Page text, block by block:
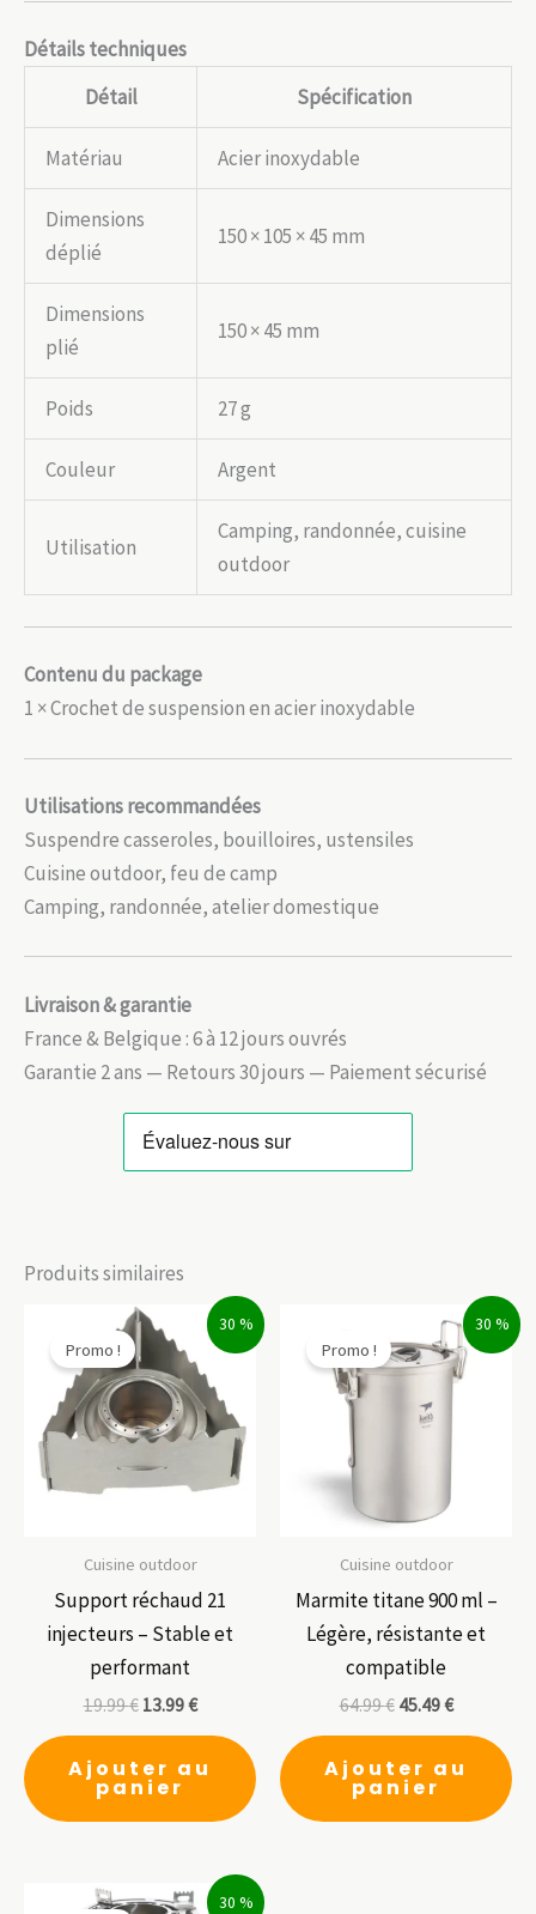
Détails techniques
Détail
Spécification
Matériau Acier inoxydable
Dimensions
déplié
150 × 105 × 45 mm
Dimensions
plié
150 × 45 mm
Poids 27 g
Couleur Argent
Utilisation
Camping, randonnée, cuisine
outdoor
Contenu du package
1 × Crochet de suspension en acier inoxydable
Utilisations recommandées
Suspendre casseroles, bouilloires, ustensiles
Cuisine outdoor, feu de camp
Camping, randonnée, atelier domestique
Livraison & garantie
France & Belgique : 6 à 12 jours ouvrés
Garantie 2 ans — Retours 30 jours — Paiement sécurisé
Produits similaires
30 %
Promo !
Cuisine outdoor
Support réchaud 21
injecteurs – Stable et
performant
19.99€ 13.99€
Ajouter au
panier
30 %
Promo !
Cuisine outdoor
Marmite titane 900 ml –
Légère, résistante et
compatible
64.99€ 45.49€
Ajouter au
panier
30 %